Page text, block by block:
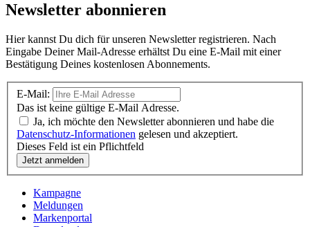
Newsletter abonnieren
Hier kannst Du dich für unseren Newsletter registrieren. Nach
Eingabe Deiner Mail-Adresse erhältst Du eine E-Mail mit einer
Bestätigung Deines kostenlosen Abonnements.
E-Mail:
Das ist keine gültige E-Mail Adresse.
Ja, ich möchte den Newsletter abonnieren und habe die
Datenschutz-Informationen gelesen und akzeptiert.
Dieses Feld ist ein Pflichtfeld
Kampagne
Meldungen
Markenportal